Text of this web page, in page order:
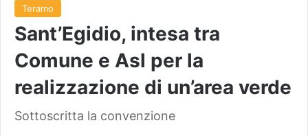
Teramo
Sant’Egidio, intesa tra
Comune e Asl per la
realizzazione di un’area verde
Sottoscritta la convenzione